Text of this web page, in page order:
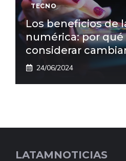
TECNO
Los beneficios de
numérica: por
considerar
24/06/2024
LATAMNOTICIAS